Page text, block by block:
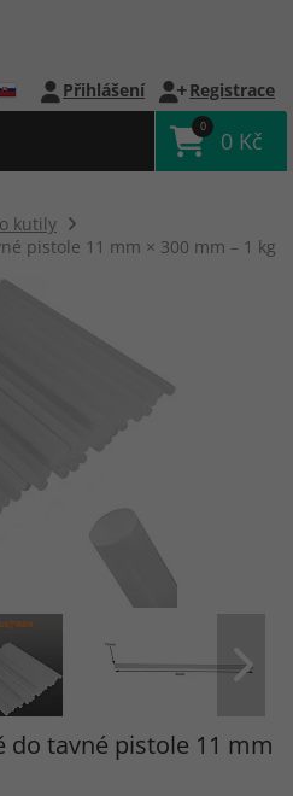
Přihlášení Registrace
0
0 Kč
kutily
pistole 11 mm × 300 mm – 1 kg
do tavné pistole 11 mm